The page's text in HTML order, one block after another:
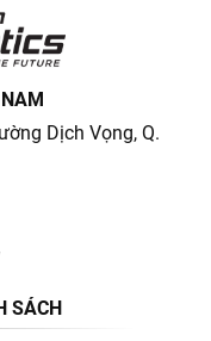
Dịch Vọng, Q.
SÁCH